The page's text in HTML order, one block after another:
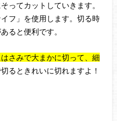
ってカットしていきます。
フ」を使用します。切る時
ると便利です。
さみで大まかに切って、細
るときれいに切れますよ！